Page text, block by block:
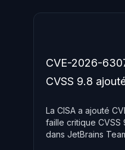
CVE-2026-
CVSS 9.8
La CISA a ajouté
faille critique CVSS
dans JetBrains